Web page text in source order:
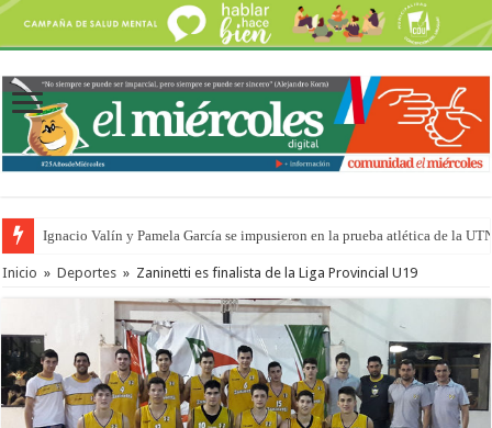
Ignacio Valín y Pamela García se impusieron en la prueba atlética de la
Inicio » Deportes » Zaninetti es finalista de la Liga Provincial U19